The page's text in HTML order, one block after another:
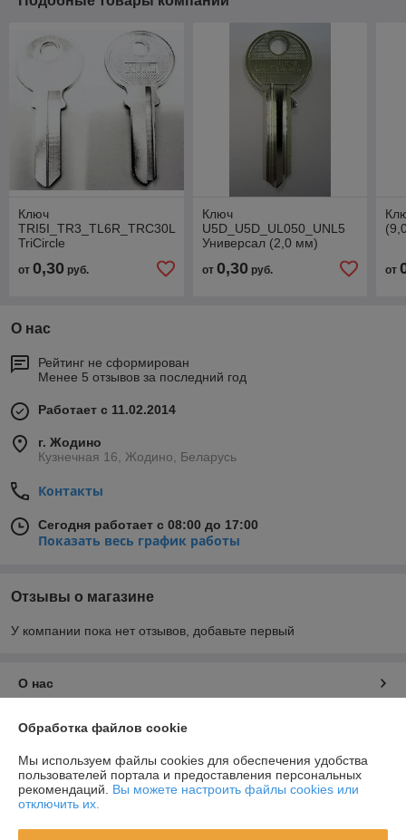
Ключ
TRI5I_TR3_TL6R_TRC30L
TriCircle
от 0,30 руб.
Ключ
U5D_U5D_UL050_UNL5
Универсал (2,0 мм)
от 0,30руб. от
О нас
Рейтинг не сформирован
Менее 5 отзывов за последний год
Работает с 11.02.2014
г. Жодино
Кузнечная 16, Жодино, Беларусь
Контакты
Сегодня работает с 08:00 до 17:00
Показать весь график работы
Отзывы о магазине
У компании пока нет отзывов, добавьте первый
О нас
Контакты
Доставка и оплата
График работы
Обработка файлов cookie
Мы используем файлы cookies для обеспечения удобства
пользователей портала и предоставления персональных
рекомендаций. Вы можете настроить файлы cookies или
отключить их.